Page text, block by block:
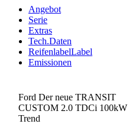
Angebot
Serie
Extras
Tech.Daten
ReifenlabelLabel
Emissionen
Ford Der neue TRANSIT
CUSTOM 2.0 TDCi 100kW
Trend